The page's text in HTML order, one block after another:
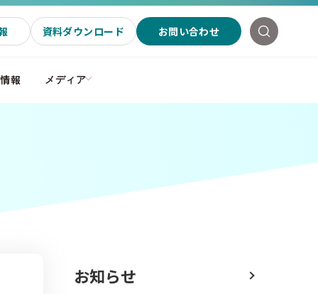
資料ダウンロード お問い合わせ
報 メディア
お知らせ